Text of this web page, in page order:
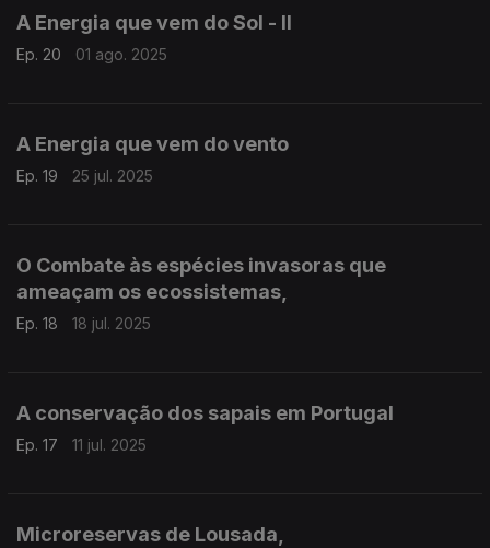
A Energia que vem do Sol - II
Ep. 20 01 ago. 2025
A Energia que vem do vento
Ep. 19 25 jul. 2025
O Combate às espécies invasoras que
ameaçam os ecossistemas,
Ep. 18 18 jul. 2025
A conservação dos sapais em Portugal
Ep. 17 11 jul. 2025
Microreservas de Lousada,